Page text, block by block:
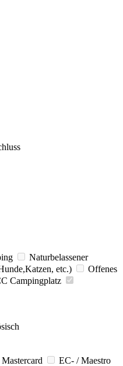
Naturbelassener
etc.)
Offenes
Campingplatz
Mastercard
EC- / Maestro